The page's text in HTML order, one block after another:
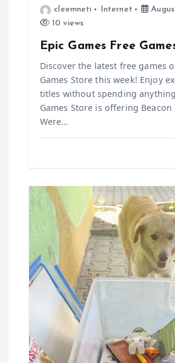
cleemneti Internet
10 views
Epic Games Free
Discover the latest free games
Games Store this week! Enjoy
titles without spending
Games Store is offering Beacon
Were…